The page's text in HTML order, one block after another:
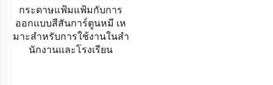
กระดาษแฟ้มแฟ้มกับการ
ออกแบบสีสันการ์ตูนหมี เห
มาะสําหรับการใช้งานในสํา
นักงานและโรงเรียน